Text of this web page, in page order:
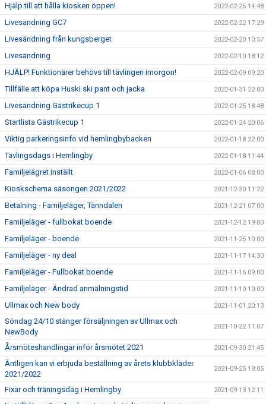
Hjälp till att hålla kiosken öppen! 2022-02-25 14:48
Livesändning GC7 2022-02-22 17:29
Livesändning från kungsberget 2022-02-20 10:57
Livesändning 2022-02-10 18:12
HJÄLP! Funktionärer behövs till tävlingen imorgon! 2022-02-09 09:20
Tillfälle att köpa Huski ski pant och jacka 2022-01-31 22:00
Livesändning Gästrikecup 1 2022-01-25 18:48
Startlista Gästrikecup 1 2022-01-24 20:06
Viktig parkeringsinfo vid hemlingbybacken 2022-01-18 22:00
Tävlingsdags i Hemlingby 2022-01-18 11:44
Familjelägret inställt 2022-01-06 08:00
Kioskschema säsongen 2021/2022 2021-12-30 11:22
Betalning - Familjeläger, Tänndalen 2021-12-21 07:00
Familjeläger - fullbokat boende 2021-12-12 19:00
Familjeläger - boende 2021-11-25 10:00
Familjeläger - ny deal 2021-11-17 14:30
Familjeläger - Fullbokat boende 2021-11-16 09:00
Familjeläger - Ändrad anmälningstid 2021-11-10 10:00
Ullmax och New body 2021-11-01 20:13
Söndag 24/10 stänger försäljningen av Ullmax och
NewBody
2021-10-22 11:07
Årsmöteshandlingar inför årsmötet 2021 2021-09-30 21:45
Äntligen kan vi erbjuda beställning av årets klubbkläder
2021/2022
2021-09-25 19:05
Fixar och träningsdag i Hemlingby 2021-09-13 12:11